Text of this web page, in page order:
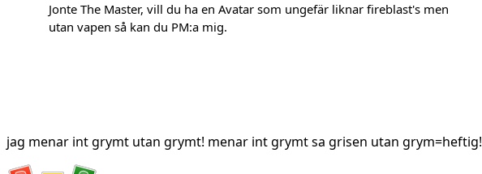
Jonte The Master, vill du ha en Avatar som ungefär liknar fireblast's men
utan vapen så kan du PM:a mig.
jag menar int grymt utan grymt! menar int grymt sa grisen utan grym=heftig!